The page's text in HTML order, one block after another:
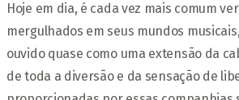
Hoje em dia, é cada vez mais comum
mergulhados em seus mundos
ouvido quase como uma extensão da
de toda a diversão e da sensação de